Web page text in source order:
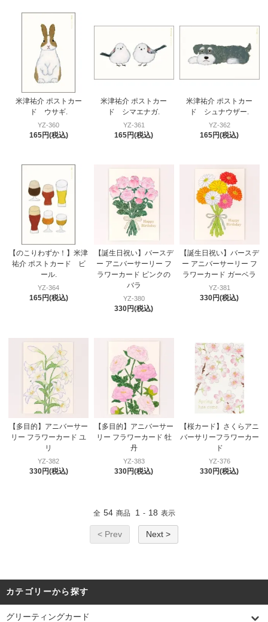
米津祐介 ポストカー
ド ウサギ.
YZ-360
165円(税込)
米津祐介 ポストカー
ド シマエナガ.
YZ-361
165円(税込)
米津祐介 ポストカー
ド シュナウザー.
YZ-362
165円(税込)
【のこりわずか！】米津
祐介 ポストカード ビ
ール.
YZ-364
165円(税込)
【誕生日祝い】バースデ
ー アニバーサーリー フ
ラワーカード ピンクの
バラ
YZ-380
330円(税込)
【誕生日祝い】バースデ
ー アニバーサーリー フ
ラワーカード ガーベラ
YZ-381
330円(税込)
【多目的】アニバーサー
リー フラワーカード ユ
リ
YZ-382
330円(税込)
【多目的】アニバーサー
リー フラワーカード 牡
丹
YZ-383
330円(税込)
【桜カード】さくらアニ
バーサリーフラワーカー
ド
YZ-376
330円(税込)
全 54 商品 1 - 18 表示
< Prev Next >
カテゴリーから探す
グリーティングカード